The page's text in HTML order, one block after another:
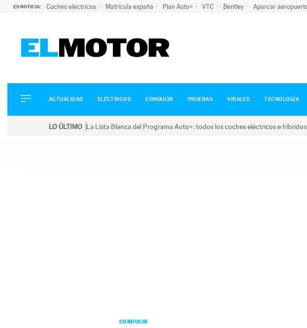
ES NOTICIA: Coches eléctricos Matrícula españa Plan Auto+ VTC Bentley Aparcar
ELÉCTRICOS
CONDUCIR
ACTUALIDAD ELÉCTRICOS CONDUCIR PRUEBAS VIRALES TECNOLOGÍA
LO ÚLTIMO La Lista Blanca del Programa Auto+: todos los coches eléctricos e
CONDUCIR